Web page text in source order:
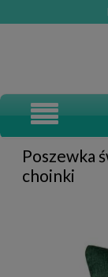
Poszewka
choinki